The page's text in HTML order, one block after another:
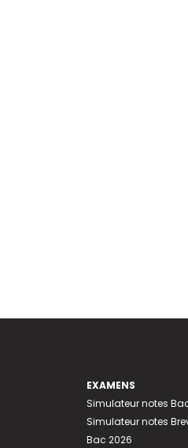
EXAMENS
Simulateur notes
Simulateur notes
Bac 2026